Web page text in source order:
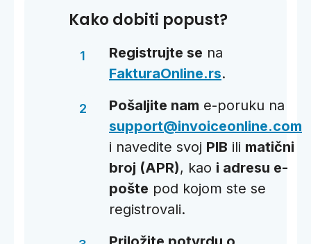
Kako dobiti popust?
Registrujte se na
FakturaOnline.rs.
Pošaljite nam e-poruku na
support@invoiceonline.com
i navedite svoj PIB ili matični
broj (APR), kao i adresu e-
pošte pod kojom ste se
registrovali.